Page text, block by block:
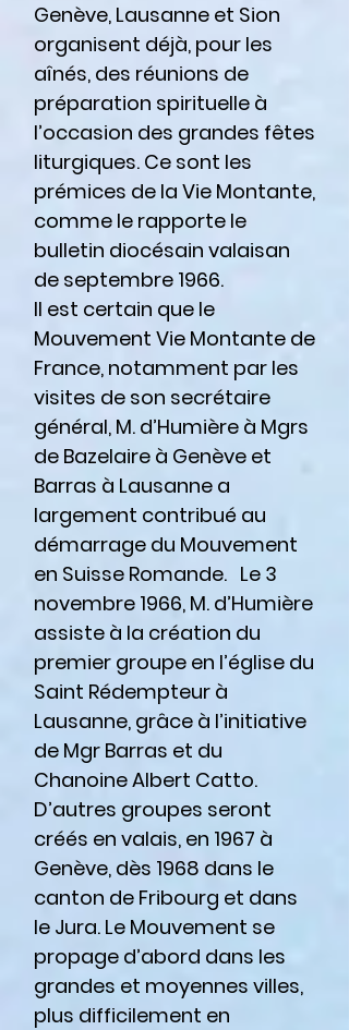
Genève, Lausanne et Sion
organisent déjà, pour les
aînés, des réunions de
préparation spirituelle à
l’occasion des grandes fêtes
liturgiques. Ce sont les
prémices de la Vie Montante,
comme le rapporte le
bulletin diocésain valaisan
de septembre 1966.
Il est certain que le
Mouvement Vie Montante de
France, notamment par les
visites de son secrétaire
général, M. d’Humière à Mgrs
de Bazelaire à Genève et
Barras à Lausanne a
largement contribué au
démarrage du Mouvement
en Suisse Romande. Le 3
novembre 1966, M. d’Humière
assiste à la création du
premier groupe en l’église du
Saint Rédempteur à
Lausanne, grâce à l’initiative
de Mgr Barras et du
Chanoine Albert Catto.
D’autres groupes seront
créés en valais, en 1967 à
Genève, dès 1968 dans le
canton de Fribourg et dans
le Jura. Le Mouvement se
propage d’abord dans les
grandes et moyennes villes,
plus difficilement en